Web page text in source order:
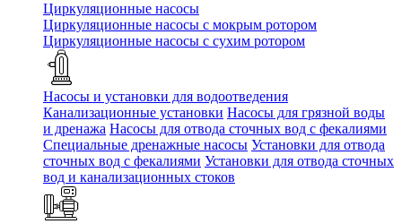
Циркуляционные насосы
Циркуляционные насосы с мокрым ротором
Циркуляционные насосы с сухим ротором
Насосы и установки для водоотведения
Канализационные установки Насосы для грязной воды
и дренажа Насосы для отвода сточных вод c фекалиями
Специальные дренажные насосы Установки для отвода
сточных вод c фекалиями Установки для отвода сточных
вод и канализационных стоков